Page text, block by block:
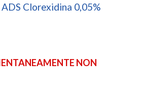
Clorexidina 0,05%
NON